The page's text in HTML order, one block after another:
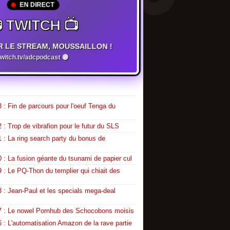
EN DIRECT
TWITCH 📺
LE STREAM, MOUSSAILLON !
adcpodcast 🟣
: Fin de parcours pour l'oeuf Tenga du
: Trop de vibrafion pour le futur du SLS
: La ring search party du bonus de
: La fusion géante du tsunami de papier cul
: Le PQ-Thon du templier qui chiait des
: Jean-Paul et les specials mega-deal
: Le nowel Pornhub des Schocobons moisis
: L'automatisation Amazon de la rave partie